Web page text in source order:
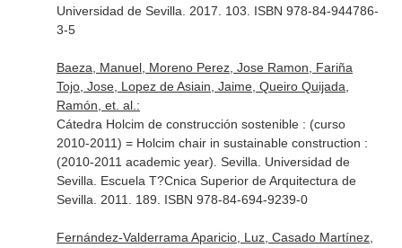
Universidad de Sevilla. 2017. 103. ISBN 978-84-944786-
3-5
Baeza, Manuel, Moreno Perez, Jose Ramon, Fariña
Tojo, Jose, Lopez de Asiain, Jaime, Queiro Quijada,
Ramón, et. al.:
Cátedra Holcim de construcción sostenible : (curso
2010-2011) = Holcim chair in sustainable construction :
(2010-2011 academic year). Sevilla. Universidad de
Sevilla. Escuela T?Cnica Superior de Arquitectura de
Sevilla. 2011. 189. ISBN 978-84-694-9239-0
Fernández-Valderrama Aparicio, Luz, Casado Martínez,